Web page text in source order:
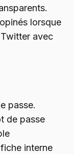
lorsque
avec
passe.
de passe
interne